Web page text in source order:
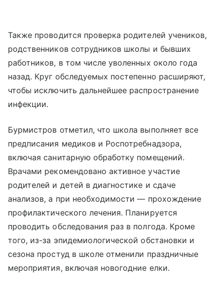
Также проводится проверка родителей учеников,
родственников сотрудников школы и бывших
работников, в том числе уволенных около года
назад. Круг обследуемых постепенно расширяют,
чтобы исключить дальнейшее распространение
инфекции.
Бурмистров отметил, что школа выполняет все
предписания медиков и Роспотребнадзора,
включая санитарную обработку помещений.
Врачами рекомендовано активное участие
родителей и детей в диагностике и сдаче
анализов, а при необходимости — прохождение
профилактического лечения. Планируется
проводить обследования раз в полгода. Кроме
того, из-за эпидемиологической обстановки и
сезона простуд в школе отменили праздничные
мероприятия, включая новогодние елки.